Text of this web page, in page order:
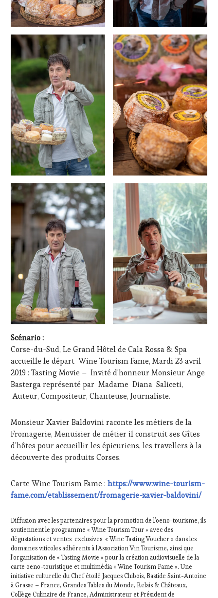
Scénario :
Corse-du-Sud, Le Grand Hôtel de Cala Rossa & Spa
accueille le départ Wine Tourism Fame, Mardi 23 avril
2019 : Tasting Movie – Invité d’honneur Monsieur Ange
Basterga représenté par Madame Diana Saliceti,
Auteur, Compositeur, Chanteuse, Journaliste.
Monsieur Xavier Baldovini raconte les métiers de la
Fromagerie, Menuisier de métier il construit ses Gîtes
d’hôtes pour accueillir les épicuriens, les travellers à la
découverte des produits Corses.
Carte Wine Tourism Fame :https://www.wine-tourism-
fame.com/etablissement/fromagerie-xavier-baldovini/
Diffusion avec les partenaires pour la promotion de l’oeno-tourisme, ils
soutiennent le programme « Wine Tourism Tour » avec des
dégustations et ventes exclusives « Wine Tasting Voucher » dans les
domaines viticoles adhérents à l’Association Vin Tourisme, ainsi que
l’organisation de « Tasting Movie » pour la création audiovisuelle de la
carte oeno-touristique et multimédia « Wine Tourism Fame ». Une
initiative culturelle du Chef étoilé Jacques Chibois, Bastide Saint-Antoine
à Grasse – France, Grandes Tables du Monde, Relais & Châteaux,
Collège Culinaire de France, Administrateur et Président de